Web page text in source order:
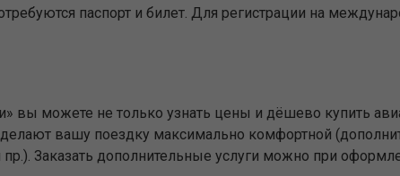
паспорт и билет. Для регистрации на
вы можете не только узнать цены и дёшево купить
вашу поездку максимально комфортной
Заказать дополнительные услуги можно при